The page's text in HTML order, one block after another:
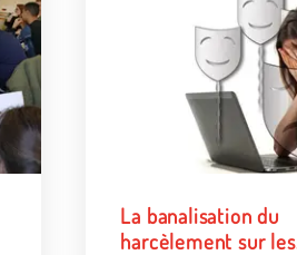
La banalisation du
harcèlement sur les